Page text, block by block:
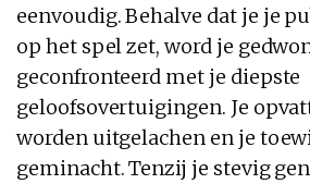
eenvoudig. Behalve dat je je
op het spel zet, word je
geconfronteerd met je diepste
geloofsovertuigingen. Je
worden uitgelachen en je
geminacht. Tenzij je stevig